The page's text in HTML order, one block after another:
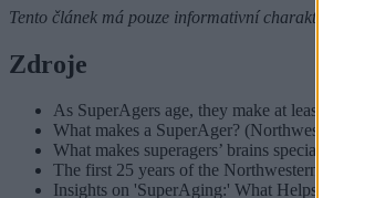
Tento článek má pouze informativní charakter a
Zdroje
As SuperAgers age, they make at least twice
What makes a SuperAger? (Northwestern
What makes superagers’ brains special?
The first 25 years of the Northwestern
Insights on 'SuperAging:' What Helps Older